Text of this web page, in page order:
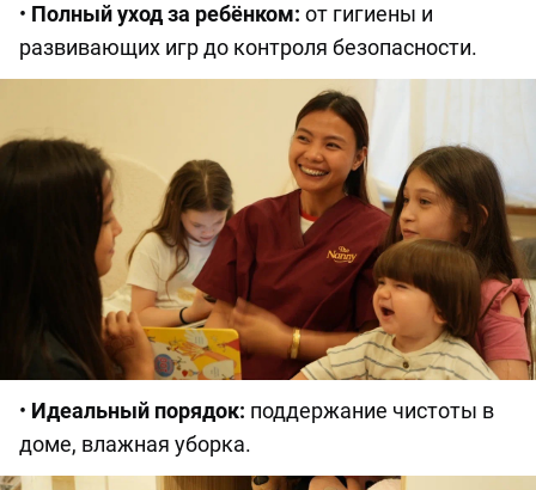
• Полный уход за ребёнком: от гигиены и
развивающих игр до контроля безопасности.
• Идеальный порядок: поддержание чистоты в
доме, влажная уборка.